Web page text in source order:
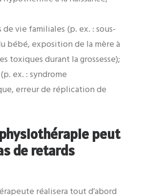
vie familiales (p. ex. : sous-
bébé, exposition de la mère à
toxiques durant la grossesse);
ex. : syndrome
erreur de réplication de
peut
de retards
réalisera tout d’abord